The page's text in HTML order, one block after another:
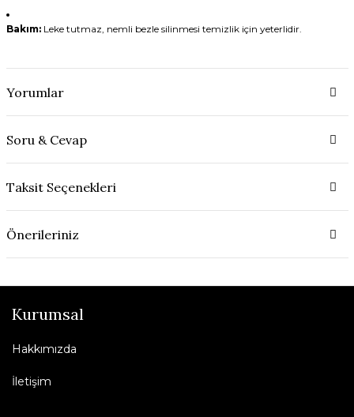
Bakım:Leke tutmaz, nemli bezle silinmesi temizlik için yeterlidir.
Yorumlar
Soru & Cevap
Taksit Seçenekleri
Önerileriniz
Kurumsal
Hakkımızda
İletişim